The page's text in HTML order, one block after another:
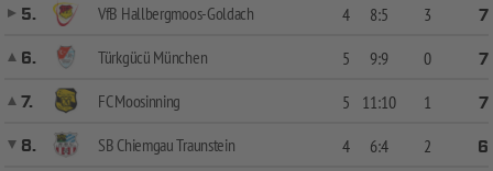
5.
VfB Hallbergmoos-Goldach 4 8:5 3
7
6.
Türkgücü München 5 9:9 0
7
7.
FC Moosinning 5 11:10 1
7
8.
SB Chiemgau Traunstein 4 6:4 2
6